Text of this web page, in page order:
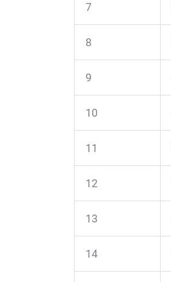
7
8
9
10
11
12
13
14